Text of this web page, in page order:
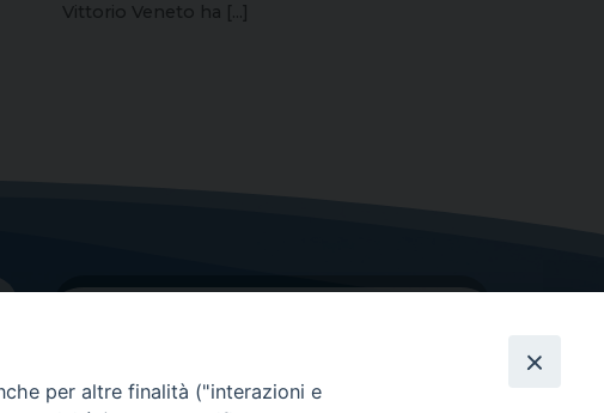
Vittorio Veneto ha [...]
per altre finalità ("interazioni e